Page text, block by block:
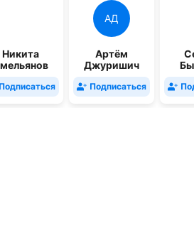
Никита
Подписаться
АД
Артём
Джуришич
Подписаться